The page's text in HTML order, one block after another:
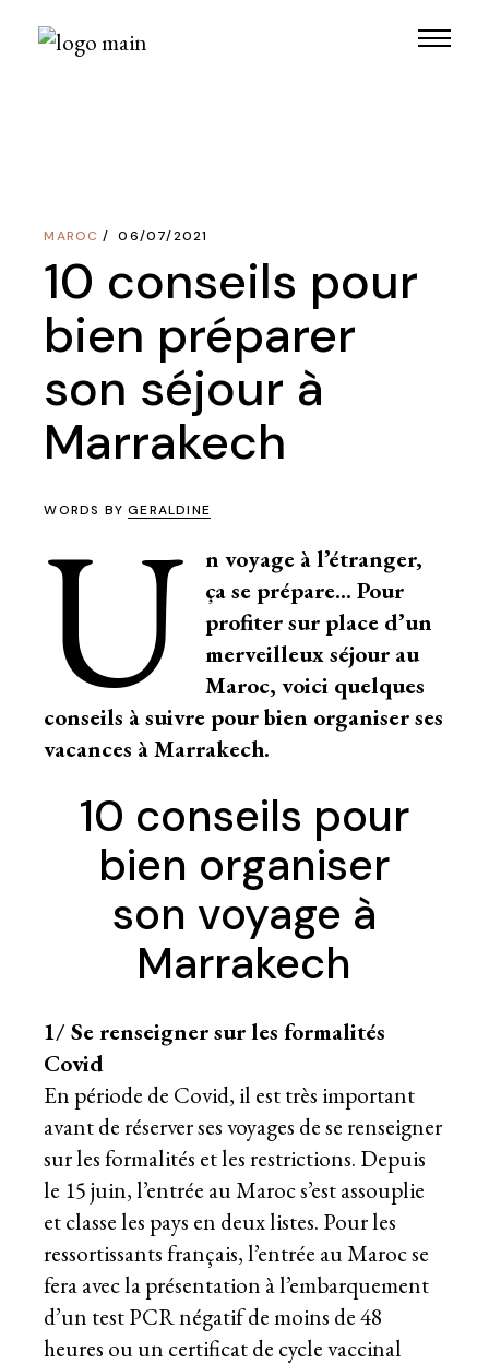
MAROC 06/07/2021
10 conseils pour
bien préparer
son séjour à
Marrakech
WORDS BYGERALDINE
U
n voyage à l’étranger,
ça se prépare… Pour
profiter sur place d’un
merveilleux séjour au
Maroc, voici quelques
conseils à suivre pour bien organiser ses
vacances à Marrakech.
10 conseils pour
bien organiser
son voyage à
Marrakech
1/ Se renseigner sur les formalités
Covid
En période de Covid, il est très important
avant de réserver ses voyages de se renseigner
sur les formalités et les restrictions. Depuis
le 15 juin, l’entrée au Maroc s’est assouplie
et classe les pays en deux listes. Pour les
ressortissants français, l’entrée au Maroc se
fera avec la présentation à l’embarquement
d’un test PCR négatif de moins de 48
heures ou un certificat de cycle vaccinal